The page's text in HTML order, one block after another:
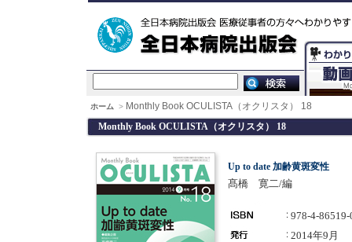
ホーム > Monthly Book OCULISTA（オクリスタ） 18
Monthly Book OCULISTA（オクリスタ） 18
Up to date 加齢黄斑変性
髙橋 寛二/編
978-4-
2014年9月